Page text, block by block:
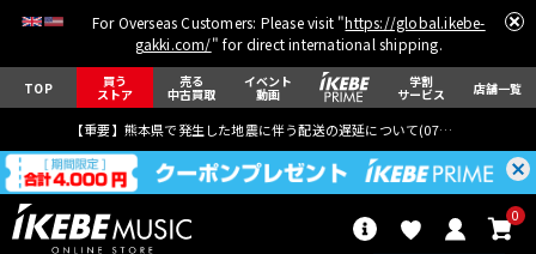
For Overseas Customers: Please visit "https://global.ikebe-
gakki.com/" for direct international shipping.
TOP 買う
ストア
売る
中古買取
イベント
動画
学割
サービス 店舗一覧
【重要】熊本県で発生した地震に伴う配送の遅延について(07月29日
0